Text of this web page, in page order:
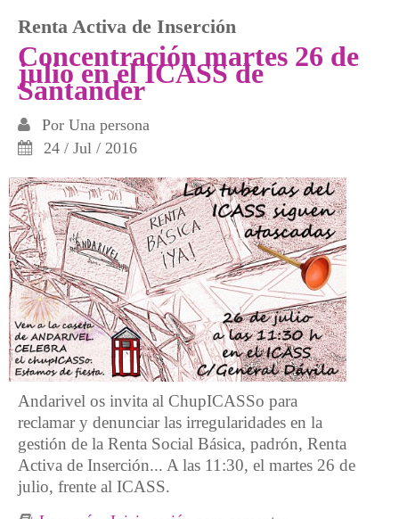
Renta Activa de Inserción
Concentración martes 26 de
julio en el ICASS de
Santander
Por Una persona
24 / Jul / 2016
Andarivel os invita al ChupICASSo para
reclamar y denunciar las irregularidades en la
gestión de la Renta Social Básica, padrón, Renta
Activa de Inserción... A las 11:30, el martes 26 de
julio, frente al ICASS.